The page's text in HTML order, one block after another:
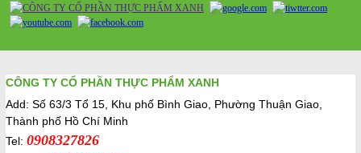
CÔNG TY CỔ PHẦN THỰC PHẨM XANH
Add: Số 63/3 Tổ 15, Khu phố Bình Giao, Phường Thuận Giao,
Thành phố Hồ Chí Minh
Tel: 0908327826